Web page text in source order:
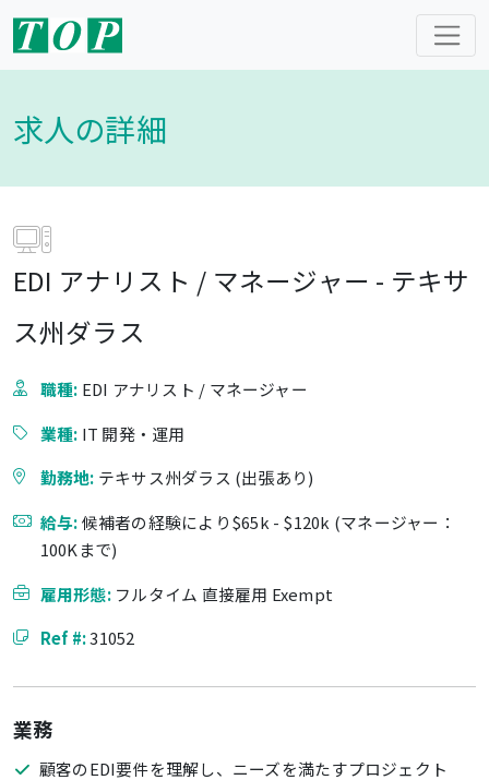
求人の詳細
EDI アナリスト / マネージャー - テキサ
ス州ダラス
職種: EDI アナリスト / マネージャー
業種: IT 開発・運用
勤務地: テキサス州ダラス (出張あり)
給与:候補者の経験により$65k - $120k (マネージャー：
100Kまで)
雇用形態: フルタイム 直接雇用 Exempt
Ref #:31052
業務
顧客のEDI要件を理解し、ニーズを満たすプロジェクト